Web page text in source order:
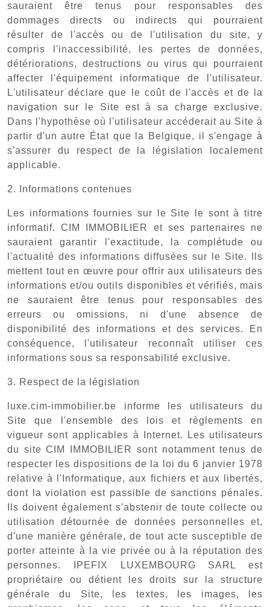
sauraient être tenus pour responsables des
dommages directs ou indirects qui pourraient
résulter de l'accès ou de l'utilisation du site, y
compris l'inaccessibilité, les pertes de données,
détériorations, destructions ou virus qui pourraient
affecter l'équipement informatique de l'utilisateur.
L'utilisateur déclare que le coût de l'accès et de la
navigation sur le Site est à sa charge exclusive.
Dans l'hypothèse où l'utilisateur accéderait au Site à
partir d'un autre État que la Belgique, il s'engage à
s'assurer du respect de la législation localement
applicable.
2. Informations contenues
Les informations fournies sur le Site le sont à titre
informatif. CIM IMMOBILIER et ses partenaires ne
sauraient garantir l'exactitude, la complétude ou
l'actualité des informations diffusées sur le Site. Ils
mettent tout en œuvre pour offrir aux utilisateurs des
informations et/ou outils disponibles et vérifiés, mais
ne sauraient être tenus pour responsables des
erreurs ou omissions, ni d'une absence de
disponibilité des informations et des services. En
conséquence, l'utilisateur reconnaît utiliser ces
informations sous sa responsabilité exclusive.
3. Respect de la législation
luxe.cim-immobilier.be informe les utilisateurs du
Site que l'ensemble des lois et règlements en
vigueur sont applicables à Internet. Les utilisateurs
du site CIM IMMOBILIER sont notamment tenus de
respecter les dispositions de la loi du 6 janvier 1978
relative à l'Informatique, aux fichiers et aux libertés,
dont la violation est passible de sanctions pénales.
Ils doivent également s'abstenir de toute collecte ou
utilisation détournée de données personnelles et,
d'une manière générale, de tout acte susceptible de
porter atteinte à la vie privée ou à la réputation des
personnes. IPEFIX LUXEMBOURG SARL est
propriétaire ou détient les droits sur la structure
générale du Site, les textes, les images, les